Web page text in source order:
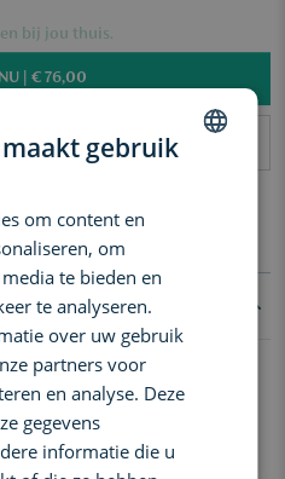
bij jou thuis.
| € 76,00
DE WINKEL
in Benelux vanaf €60
keuze vanaf €50
in Benelux vanaf €60
rode jurk. Het robijnrode sap
en pruimen wordt verlevendigd
lelie en kruidige houtnoten.
luxueuzer baden is onze badolie
en avocado-olie, alle
de huid verzachten, hydrateren
gebruik
om content en
om
te bieden en
te analyseren.
over uw gebruik
partners voor
en analyse. Deze
gegevens
informatie die u